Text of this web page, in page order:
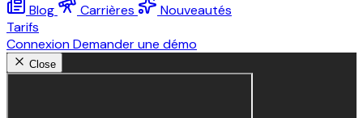
Blog Carrières
Nouveautés
Tarifs
ConnexionDemander une démo
Close